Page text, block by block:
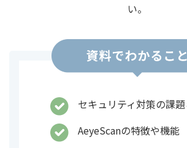
い。
セキュリティ対策の課
AeyeScanの特徴や機能